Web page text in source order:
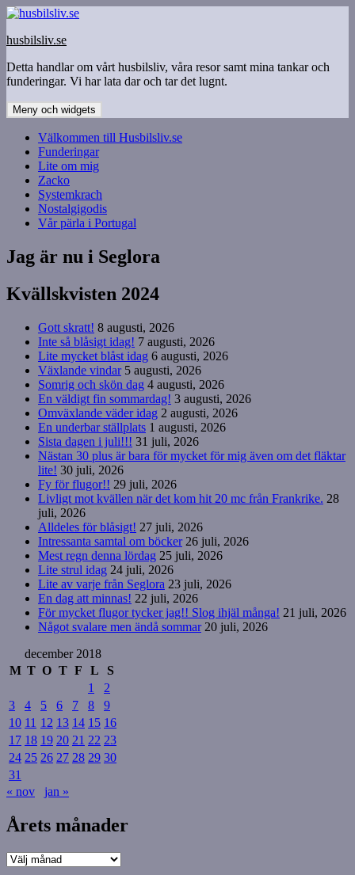
Hoppa
innehåll
husbilsliv.se
Detta handlar om vårt husbilsliv, våra resor samt mina tankar och
funderingar. Vi har lata dar och tar det lugnt.
Meny och widgets
Välkommen till Husbilsliv.se
Funderingar
Lite om mig
Zacko
Systemkrach
Nostalgigodis
Vår pärla i Portugal
Jag är nu i Seglora
Kvällskvisten 2024
Gott skratt! 8 augusti, 2026
Inte så blåsigt idag! 7 augusti, 2026
Lite mycket blåst idag 6 augusti, 2026
Växlande vindar 5 augusti, 2026
Somrig och skön dag 4 augusti, 2026
En väldigt fin sommardag! 3 augusti, 2026
Omväxlande väder idag 2 augusti, 2026
En underbar ställplats 1 augusti, 2026
Sista dagen i juli!!! 31 juli, 2026
Nästan 30 plus är bara för mycket för mig även om det fläktar
lite! 30 juli, 2026
Fy för flugor!! 29 juli, 2026
Livligt mot kvällen när det kom hit 20 mc från Frankrike. 28
juli, 2026
Alldeles för blåsigt! 27 juli, 2026
Intressanta samtal om böcker 26 juli, 2026
Mest regn denna lördag 25 juli, 2026
Lite strul idag 24 juli, 2026
Lite av varje från Seglora 23 juli, 2026
En dag att minnas! 22 juli, 2026
För mycket flugor tycker jag!! Slog ihjäl många! 21 juli, 2026
Något svalare men ändå sommar 20 juli, 2026
december 2018
M T O T F L
S
1
2
3
4 5 6 7 8
9
10 11 12 13 14 15 16
17 18 19 20 21 22 23
24 25 26 27 28 29 30
31
« nov
jan »
Årets månader
Årets